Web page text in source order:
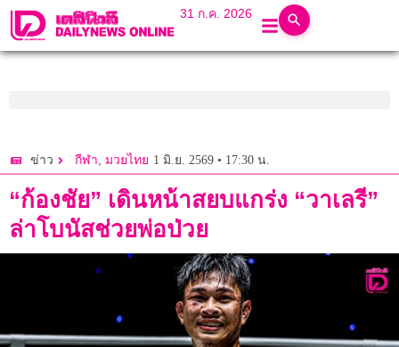
31 ก.ค. 2026
ข่าว กีฬา, มวยไทย 1 มิ.ย. 2569 • 17:30 น.
“ก้องชัย” เดินหน้าสยบแกร่ง “วาเลรี”
ล่าโบนัสช่วยพ่อป่วย